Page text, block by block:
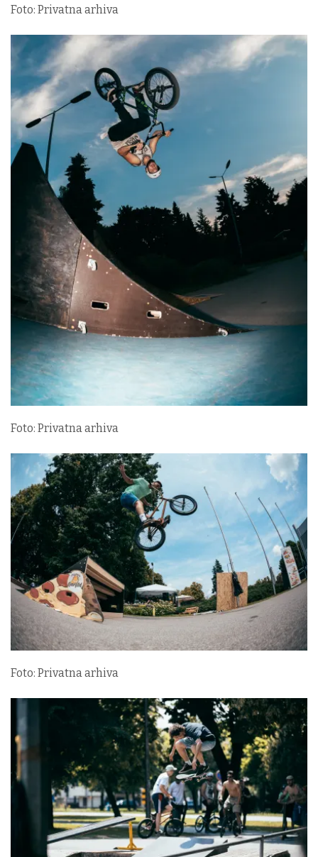
Foto: Privatna arhiva
Foto: Privatna arhiva
Foto: Privatna arhiva